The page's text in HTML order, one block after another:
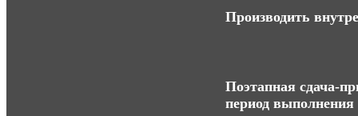
Производить
Поэтапная сдача-
период выполнения